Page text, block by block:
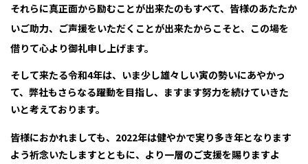
それらに真正面から励むことが出来たのもすべて、皆様のあたたか
いご助力、ご声援をいただくことが出来たからこそと、この場を
借りて心より御礼申し上げます。
そして来たる令和4年は、いま少し雄々しい寅の勢いにあやかっ
て、弊社もさらなる躍動を目指し、ますます努力を続けていきた
いと考えております。
皆様におかれましても、2022年は健やかで実り多き年となります
よう祈念いたしますとともに、より一層のご支援を賜りますよ